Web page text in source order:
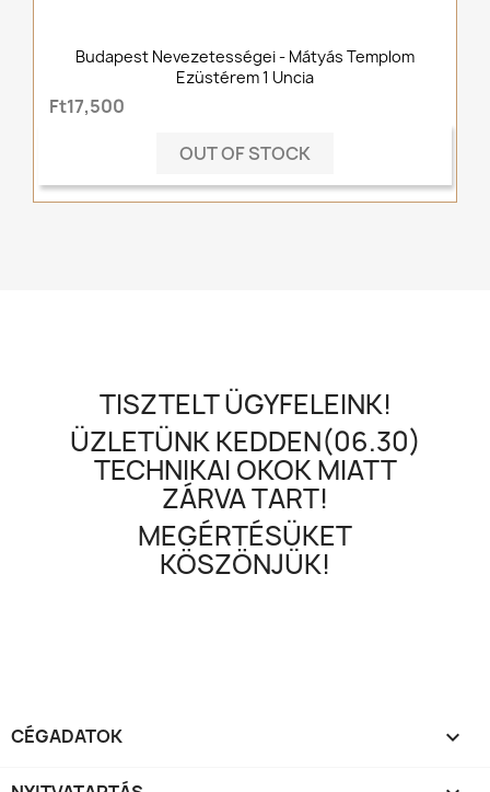
Budapest Nevezetességei - Mátyás Templom
Ezüstérem 1 Uncia
Ft17,500
OUT OF STOCK
TISZTELT ÜGYFELEINK!
ÜZLETÜNK KEDDEN(06.30)
TECHNIKAI OKOK MIATT
ZÁRVA TART!
MEGÉRTÉSÜKET
KÖSZÖNJÜK!
CÉGADATOK 